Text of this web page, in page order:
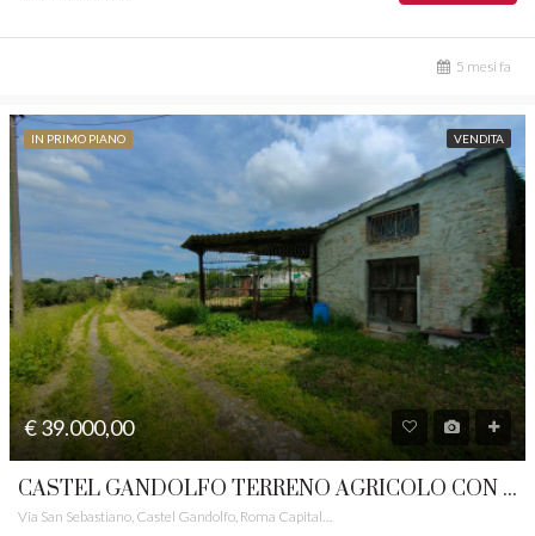
5 mesi fa
IN PRIMO PIANO VENDITA
€ 39.000,00
CASTEL GANDOLFO TERRENO AGRICOLO CON MAGAZZINO CASTELLI ROMANI RIF.79